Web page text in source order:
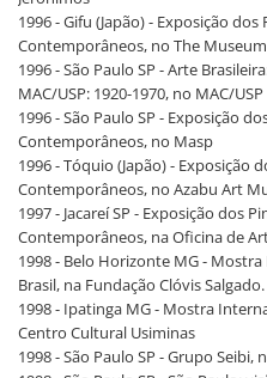
1996 - Gifu (Japão) - Exposição
Contemporâneos, no The
1996 - São Paulo SP - Arte
MAC/USP: 1920-1970, no MAC/USP
1996 - São Paulo SP - Exposição
Contemporâneos, no Masp
1996 - Tóquio (Japão) - Exposição
Contemporâneos, no Azabu Art
1997 - Jacareí SP - Exposição dos
Contemporâneos, na Oficina de
1998 - Belo Horizonte MG -
Brasil, na Fundação Clóvis
1998 - Ipatinga MG - Mostra
Centro Cultural Usiminas
1998 - São Paulo SP - Grupo Seibi,